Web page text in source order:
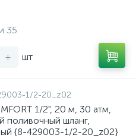
35
+ шт
1/2-20_z02
1/2", 20 м, 30 атм,
поливочный шланг,
{8-429003-1/2-20_z02}